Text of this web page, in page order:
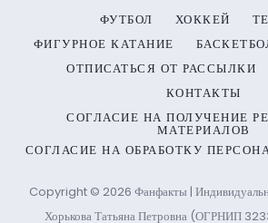
ФУТБОЛ ХОККЕЙ
ФИГУРНОЕ КАТАНИЕ
ОТПИСАТЬСЯ ОТ РАССЫЛКИ
КОНТАКТЫ
СОГЛАСИЕ НА ПОЛУЧЕНИЕ
МАТЕРИАЛОВ
СОГЛАСИЕ НА ОБРАБОТКУ
Copyright © 2026 Фанфакты |
Хорькова Татьяна Петровна (ОГРНИП